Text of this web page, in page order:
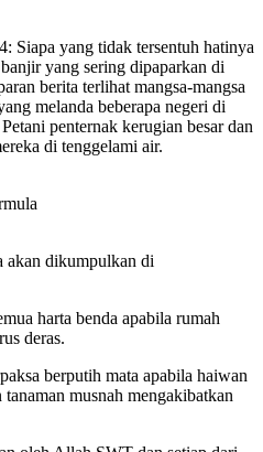
Siapa yang tidak tersentuh hatinya
yang sering dipaparkan di
berita terlihat mangsa-mangsa
melanda beberapa negeri di
penternak kerugian besar dan
di tenggelami air.
akan dikumpulkan di
harta benda apabila rumah
deras.
berputih mata apabila haiwan
musnah mengakibatkan